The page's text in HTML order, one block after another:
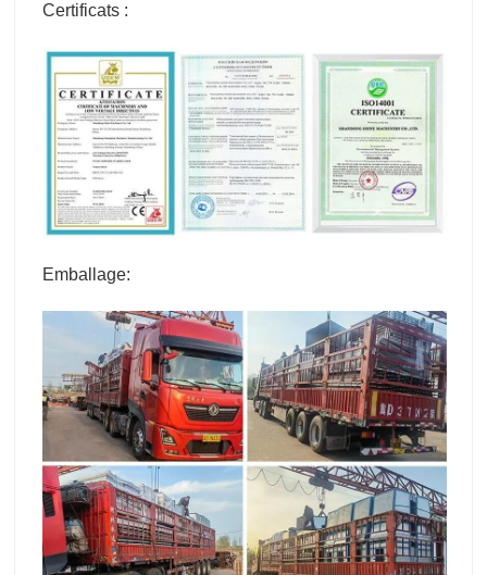
Certificats :
Emballage: